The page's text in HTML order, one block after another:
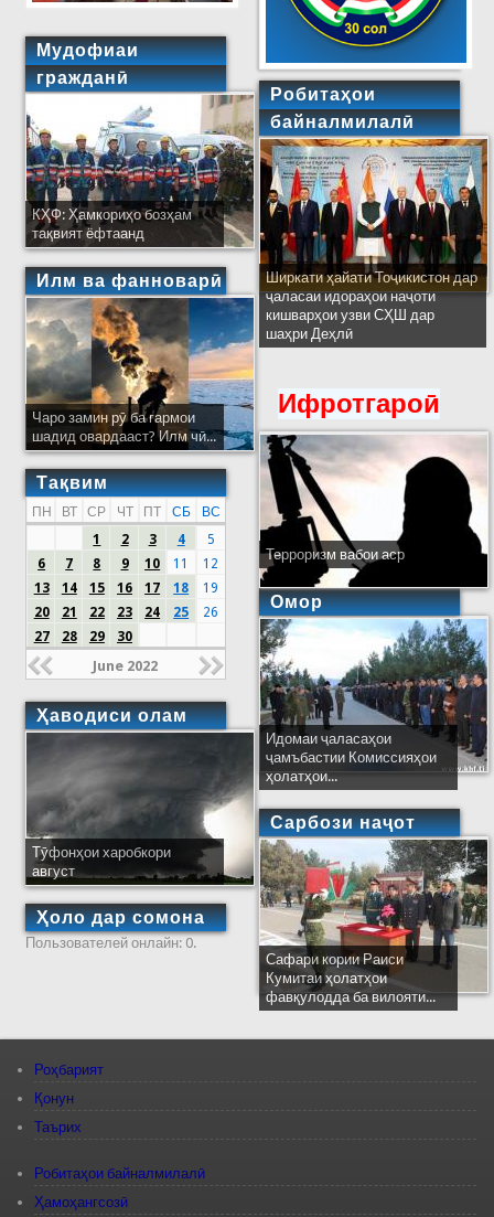
Мудофиаи
гражданӣ
КҲФ: Ҳамкориҳо бозҳам
тақвият ёфтаанд
Илм ва фанноварӣ
Чаро замин рӯ ба гармои
шадид овардааст? Илм чӣ...
Тақвим
ПН ВТ СР ЧТ ПТ СБ
ВС
1
2 3 4
5
6
7 8 9 10 11
12
13
14 15 16 17 18
19
20
21 22 23 24 25
26
27
28 29 30
June 2022
Ҳаводиси олам
Тӯфонҳои харобкори
август
Ҳоло дар сомона
Пользователей онлайн: 0.
Робитаҳои
байналмилалӣ
Ширкати ҳайати Тоҷикистон дар
ҷаласаи идораҳои наҷоти
кишварҳои узви СҲШ дар
шаҳри Деҳлӣ
Ифротгароӣ
Терроризм вабои аср
Омор
Идомаи ҷаласаҳои
ҷамъбастии Комиссияҳои
ҳолатҳои...
Сарбози наҷот
Сафари кории Раиси
Кумитаи ҳолатҳои
фавқулодда ба вилояти...
Роҳбарият
Қонун
Таърих
Робитаҳои байналмилалӣ
Ҳамоҳангсозӣ